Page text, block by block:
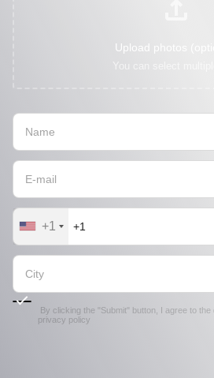
Upload photos
+1
By clicking the "Submit" button, I agree to the
privacy policy